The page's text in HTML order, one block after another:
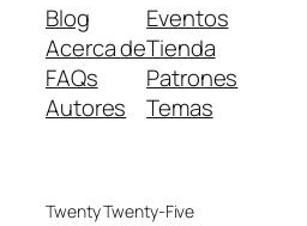
Blog
Acerca de
FAQs
Autores
Eventos
Tienda
Patrones
Temas
Twenty Twenty-Five